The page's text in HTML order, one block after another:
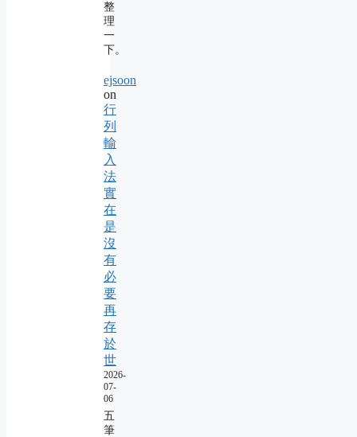
整
理
一
下。
ejsoon
on
行
列
輸
入
法
實
在
是
沒
有
必
要
再
存
於
世
2026-
07-
06
五
筆